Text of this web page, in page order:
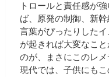
トロールと責任感が
ば、原発の制御、新
言葉がぴったりした
が起きれば大変なこ
のが、まさにこのレメ
現代では、子供にも